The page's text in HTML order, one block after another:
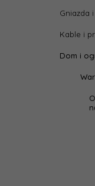
Gniazda i
Kable i
Dom i